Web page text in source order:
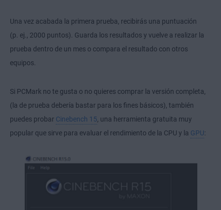
Una vez acabada la primera prueba, recibirás una puntuación
(p. ej., 2000 puntos). Guarda los resultados y vuelve a realizar la
prueba dentro de un mes o compara el resultado con otros
equipos.
Si PCMark no te gusta o no quieres comprar la versión completa,
(la de prueba debería bastar para los fines básicos), también
puedes probar Cinebench 15 , una herramienta gratuita muy
popular que sirve para evaluar el rendimiento de la CPU y la GPU: